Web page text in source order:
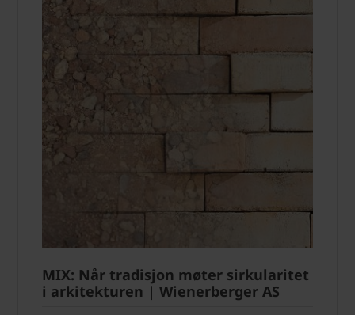
MIX: Når tradisjon møter sirkularitet
i arkitekturen | Wienerberger AS